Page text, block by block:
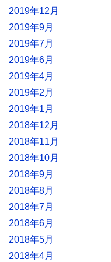
2019年12月
2019年9月
2019年7月
2019年6月
2019年4月
2019年2月
2019年1月
2018年12月
2018年11月
2018年10月
2018年9月
2018年8月
2018年7月
2018年6月
2018年5月
2018年4月